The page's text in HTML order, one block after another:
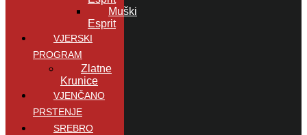
Muški
Esprit
VJERSKI
PROGRAM
Zlatne
Krunice
VJENČANO
PRSTENJE
SREBRO